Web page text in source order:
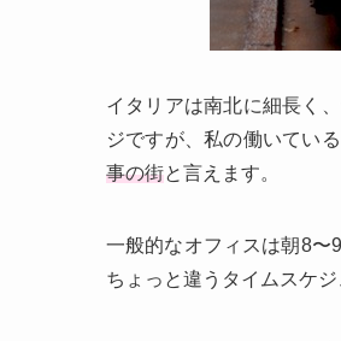
イタリアは南北に細長く
ジですが、私の働いてい
事の街と言えます。
一般的なオフィスは朝8〜
ちょっと違うタイムスケ